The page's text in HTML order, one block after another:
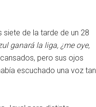
de la tarde de un 28
ganará la liga, ¿me oye,
pero sus ojos
escuchado una voz tan